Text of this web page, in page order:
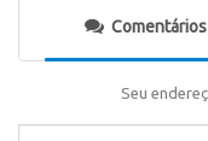
Comentários
Seu